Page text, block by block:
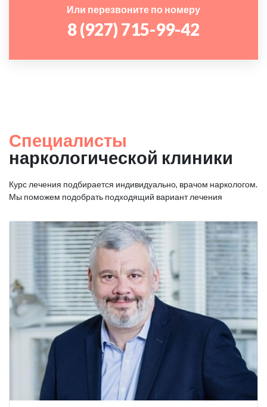
Или перезвоните по номеру
8 (927) 715-99-42
Специалисты
наркологической клиники
Курс лечения подбирается индивидуально, врачом наркологом.
Мы поможем подобрать подходящий вариант лечения